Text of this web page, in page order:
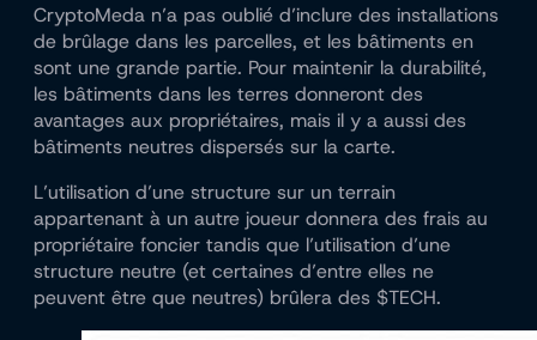
CryptoMeda n’a pas oublié d’inclure des installations
de brûlage dans les parcelles, et les bâtiments en
sont une grande partie. Pour maintenir la durabilité,
les bâtiments dans les terres donneront des
avantages aux propriétaires, mais il y a aussi des
bâtiments neutres dispersés sur la carte.
L’utilisation d’une structure sur un terrain
appartenant à un autre joueur donnera des frais au
propriétaire foncier tandis que l’utilisation d’une
structure neutre (et certaines d’entre elles ne
peuvent être que neutres) brûlera des $TECH.